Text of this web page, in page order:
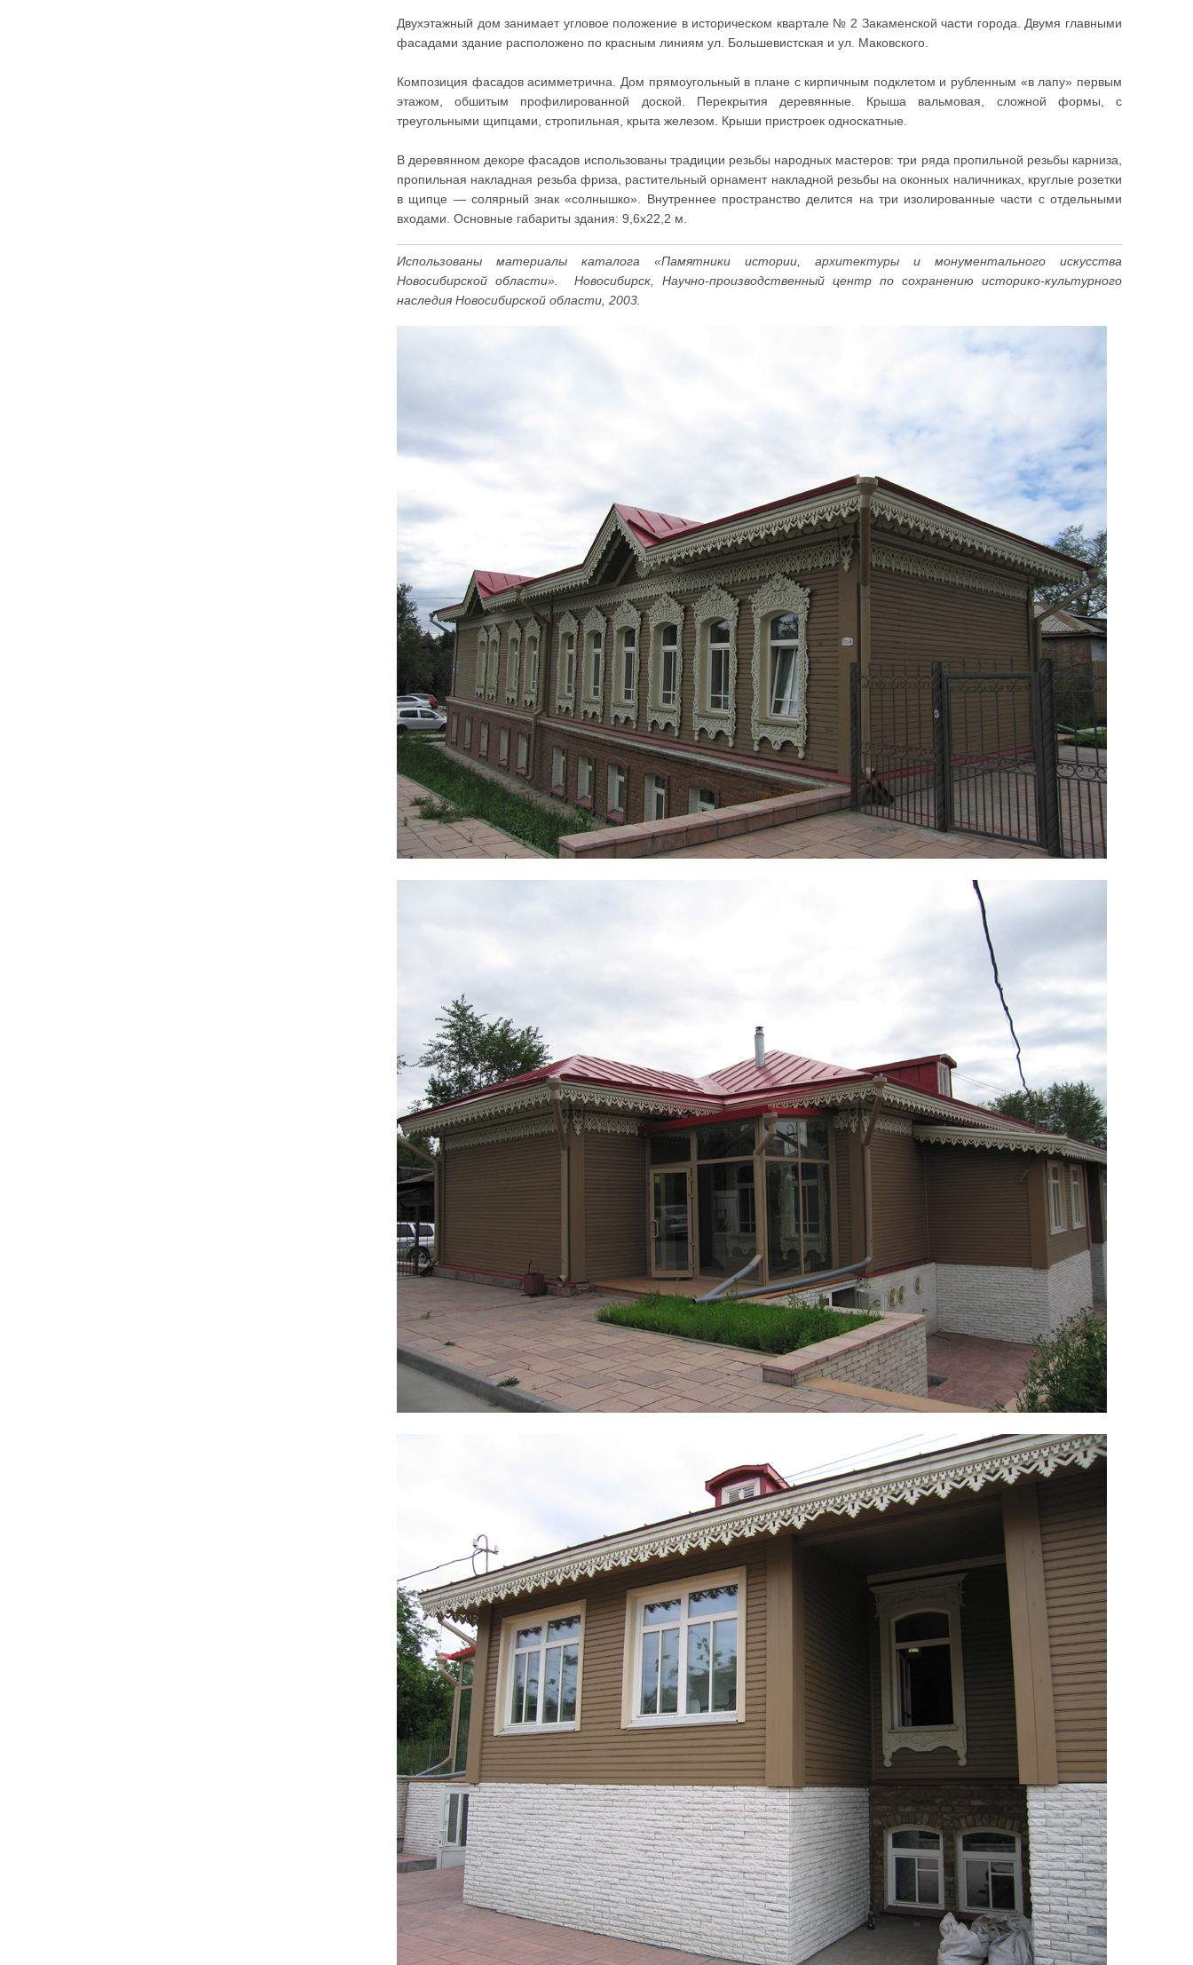
Двухэтажный дом занимает угловое положение в историческом квартале № 2 Закаменской части города. Двумя главными
фасадами здание расположено по красным линиям ул. Большевистская и ул. Маковского.
Композиция фасадов асимметрична. Дом прямоугольный в плане с кирпичным подклетом и рубленным «в лапу» первым
этажом, обшитым профилированной доской. Перекрытия деревянные. Крыша вальмовая, сложной формы, с
треугольными щипцами, стропильная, крыта железом. Крыши пристроек односкатные.
В деревянном декоре фасадов использованы традиции резьбы народных мастеров: три ряда пропильной резьбы карниза,
пропильная накладная резьба фриза, растительный орнамент накладной резьбы на оконных наличниках, круглые розетки
в щипце — солярный знак «солнышко». Внутреннее пространство делится на три изолированные части с отдельными
входами. Основные габариты здания: 9,6x22,2 м.
Использованы материалы каталога «Памятники истории, архитектуры и монументального искусства
Новосибирской области». Новосибирск, Научно-производственный центр по сохранению историко-культурного
наследия Новосибирской области, 2003.